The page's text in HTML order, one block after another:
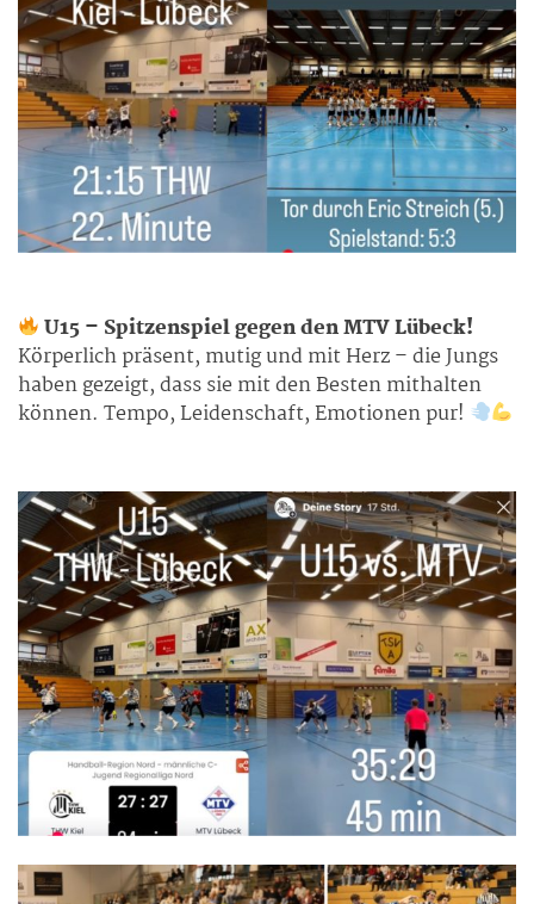
U15 – Spitzenspiel gegen den MTV Lübeck!
Körperlich präsent, mutig und mit Herz – die Jungs
haben gezeigt, dass sie mit den Besten mithalten
können. Tempo, Leidenschaft, Emotionen pur!